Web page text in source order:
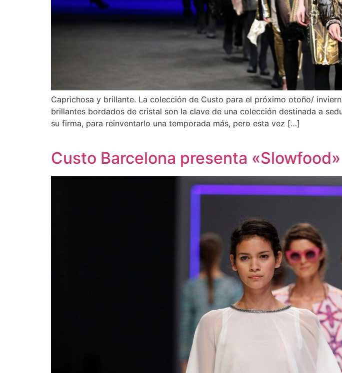
Caprichosa y brillante. La colección de Custo para el próximo otoño/
brillantes bordados de cristal son la clave de una colección destinada a
su firma, para reinventarlo una temporada más, pero esta vez […]
Custo Barcelona presenta